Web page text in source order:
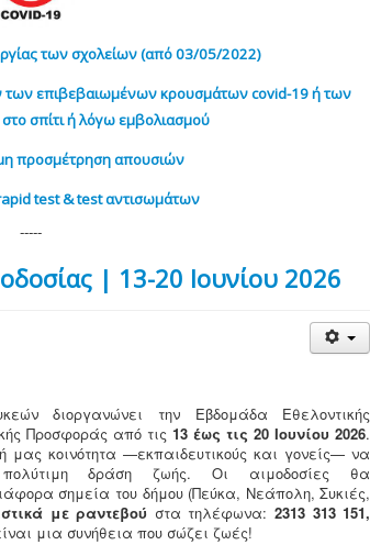
των σχολείων (από 03/05/2022)
των επιβεβαιωμένων κρουσμάτων covid-19 ή των
σπίτι ή λόγω εμβολιασμού
προσμέτρηση απουσιών
test & test αντισωμάτων
-----
| 13-20 Ιουνίου 2026
διοργανώνει την Εβδομάδα Εθελοντικής
Προσφοράς από τις13 έως τις 20 Ιουνίου 2026.
μας κοινότητα —εκπαιδευτικούς και γονείς— να
δράση ζωής. Οι αιμοδοσίες θα
σημεία του δήμου (Πεύκα, Νεάπολη, Συκιές,
με ραντεβού στα τηλέφωνα:2313 313 151,
μια συνήθεια που σώζει ζωές!